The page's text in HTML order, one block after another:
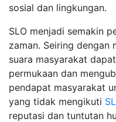
sosial dan lingkungan.
SLO menjadi semakin
zaman. Seiring dengan
suara masyarakat
permukaan dan
pendapat masyarakat
yang tidak mengikuti
reputasi dan tuntutan